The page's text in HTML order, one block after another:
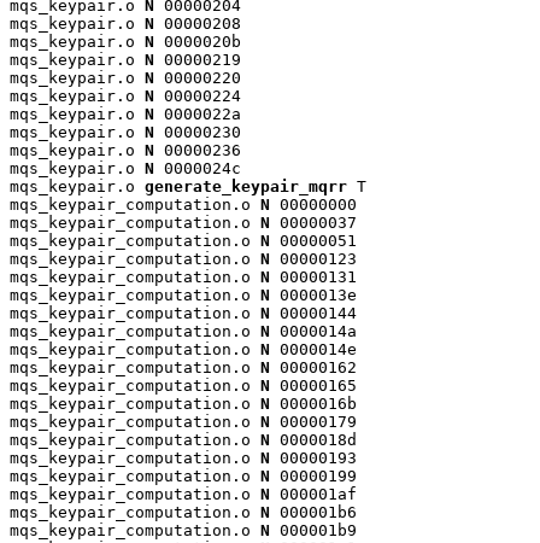
mqs_keypair.o N 00000204
mqs_keypair.o N 00000208
mqs_keypair.o N 0000020b
mqs_keypair.o N 00000219
mqs_keypair.o N 00000220
mqs_keypair.o N 00000224
mqs_keypair.o N 0000022a
mqs_keypair.o N 00000230
mqs_keypair.o N 00000236
mqs_keypair.o N 0000024c
mqs_keypair.o generate_keypair_mqrr T
mqs_keypair_computation.o N 00000000
mqs_keypair_computation.o N 00000037
mqs_keypair_computation.o N 00000051
mqs_keypair_computation.o N 00000123
mqs_keypair_computation.o N 00000131
mqs_keypair_computation.o N 0000013e
mqs_keypair_computation.o N 00000144
mqs_keypair_computation.o N 0000014a
mqs_keypair_computation.o N 0000014e
mqs_keypair_computation.o N 00000162
mqs_keypair_computation.o N 00000165
mqs_keypair_computation.o N 0000016b
mqs_keypair_computation.o N 00000179
mqs_keypair_computation.o N 0000018d
mqs_keypair_computation.o N 00000193
mqs_keypair_computation.o N 00000199
mqs_keypair_computation.o N 000001af
mqs_keypair_computation.o N 000001b6
mqs_keypair_computation.o N 000001b9